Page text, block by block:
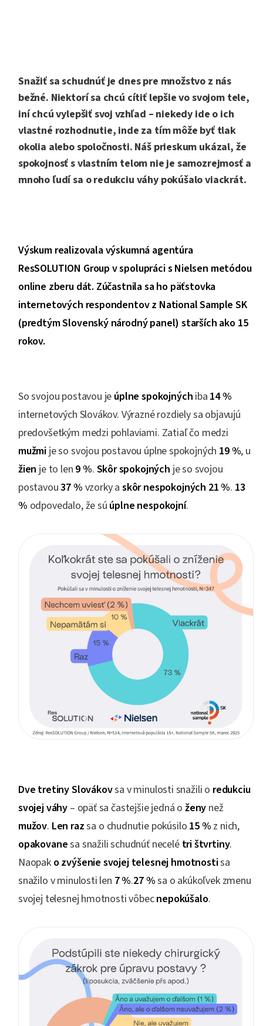
Snažiť sa schudnúť je dnes pre množstvo z nás
bežné. Niektorí sa chcú cítiť lepšie vo svojom tele,
iní chcú vylepšiť svoj vzhľad – niekedy ide o ich
vlastné rozhodnutie, inde za tím môže byť tlak
okolia alebo spoločnosti. Náš prieskum ukázal, že
spokojnosť s vlastním telom nie je samozrejmosť a
mnoho ľudí sa o redukciu váhy pokúšalo viackrát.
Výskum realizovala výskumná agentúra
ResSOLUTION Group v spolupráci s Nielsen metódou
online zberu dát. Zúčastnila sa ho päťstovka
internetových respondentov z National Sample SK
(predtým Slovenský národný panel) starších ako 15
rokov.
So svojou postavou je úplne spokojných iba 14 %
internetových Slovákov. Výrazné rozdiely sa objavujú
predovšetkým medzi pohlaviami. Zatiaľ čo medzi
mužmi je so svojou postavou úplne spokojných 19 %, u
žien je to len 9 %. Skôr spokojných je so svojou
postavou37 % vzorky a skôr nespokojných 21 %. 13
% odpovedalo, že sú úplne nespokojní.
Dve tretiny Slovákovsa v minulosti snažili o redukciu
svojej váhy – opäť sa častejšie jedná o ženy než
mužov. Len razsa o chudnutie pokúsilo 15 % z nich,
opakovanesa snažili schudnúť necelé tri štvrtiny.
Naopak o zvýšenie svojej telesnej hmotnostisa
snažilo v minulosti len 7 %.27 %sa o akúkoľvek zmenu
svojej telesnej hmotnosti vôbecnepokúšalo.